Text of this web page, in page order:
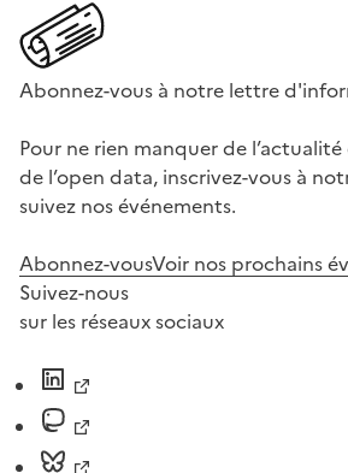
Abonnez-vous à notre lettre
Pour ne rien manquer de
de l’open data, inscrivez-vous à
suivez nos événements.
Abonnez-vousVoir nos prochains
Suivez-nous
sur les réseaux sociaux